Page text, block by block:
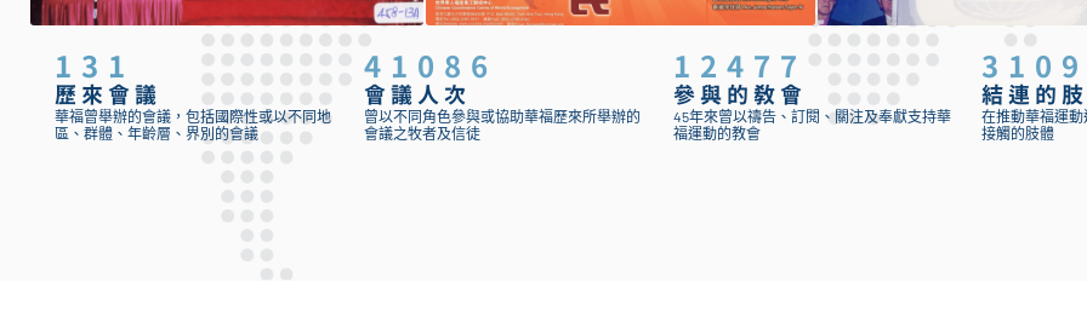
歷來會議
131
華福曾舉辦的會議，包括國際性或以不同地
區、群體、年齡層、界別的會議
會議人次
41086
曾以不同角色參與或協助華福歷來所舉辦的
會議之牧者及信徒
參與的教會
12477
45年來曾以禱告、訂閱、關注及奉獻支持華
福運動的教會
結連的
在推動華福運
接觸的肢體